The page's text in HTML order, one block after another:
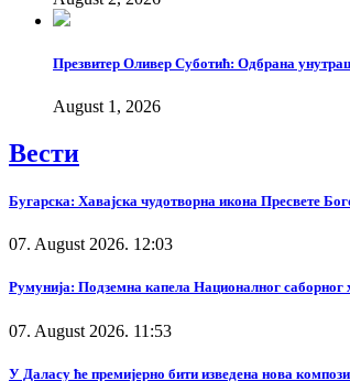
Презвитер Оливер Суботић: Одбрана
August 1, 2026
Вести
Бугарска: Хавајска чудотворна икона Пресвете
07. August 2026. 12:03
Румунија: Подземна капела Националног
07. August 2026. 11:53
У Даласу ће премијерно бити изведена нова